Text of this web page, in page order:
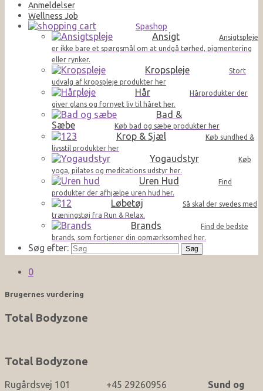
Anmeldelser
Wellness Job
Spashop
Ansigt
Ansigtspleje
er ikke bare et spørgsmål om at undgå tørhed, pigmentering
eller rynker.
Kropspleje
Stort
udvalg af kropspleje produkter her
Hår
Hårprodukter der
giver glans og fornyet liv til håret her.
Bad &
Sæbe
Køb bad og sæbe produkter her
Krop & Sjæl
Køb sundhed &
livsstil produkter her
Yogaudstyr
Køb
yoga, pilates og meditations udstyr her.
Uren Hud
Find
produkter der afhjælpe uren hud her.
Løbetøj
Så skal der svedes med
træningstøj fra Run & Relax.
Brands
Find de bedste
brands, som fortjener din opmærksomhed her.
Søg efter:
0
Brugernes vurdering
Total Bodyzone
Total Bodyzone
Rugårdsvej 101
+45 29260956
Sund og